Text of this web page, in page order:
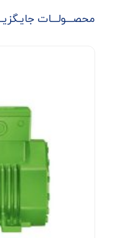
محصـــولـــات